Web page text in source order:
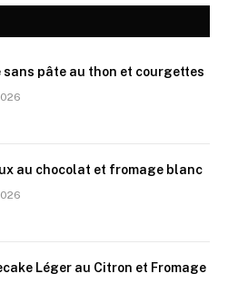
sans pâte au thon et courgettes
au chocolat et fromage blanc
Léger au Citron et Fromage